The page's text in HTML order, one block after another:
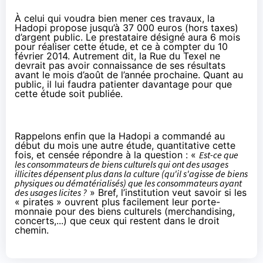
À celui qui voudra bien mener ces travaux, la
Hadopi propose jusqu’à 37 000 euros (hors taxes)
d’argent public. Le prestataire désigné aura 6 mois
pour réaliser cette étude, et ce à compter du 10
février 2014. Autrement dit, la Rue du Texel ne
devrait pas avoir connaissance de ses résultats
avant le mois d’août de l’année prochaine. Quant au
public, il lui faudra patienter davantage pour que
cette étude soit publiée.
Rappelons enfin que la Hadopi a commandé au
début du mois une autre étude, quantitative cette
fois, et censée répondre à la question : « Est-ce que
les consommateurs de biens culturels qui ont des usages
illicites dépensent plus dans la culture (qu'il s'agisse de biens
physiques ou dématérialisés) que les consommateurs ayant
des usages licites ? » Bref, l’institution veut savoir si les
« pirates » ouvrent plus facilement leur porte-
monnaie pour des biens culturels (merchandising,
concerts,...) que ceux qui restent dans le droit
chemin.